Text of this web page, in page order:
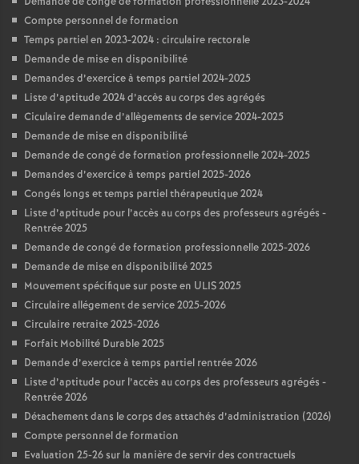
Compte personnel de formation
Temps partiel en 2023-2024 : circulaire rectorale
Demande de mise en disponibilité
Demandes d’exercice à temps partiel 2024-2025
Liste d’aptitude 2024 d’accès au corps des agrégés
Ciculaire demande d’allègements de service 2024-2025
Demande de mise en disponibilité
Demande de congé de formation professionnelle 2024-2025
Demandes d’exercice à temps partiel 2025-2026
Congés longs et temps partiel thérapeutique 2024
Liste d’aptitude pour l’accès au corps des professeurs agrégés -
Rentrée 2025
Demande de congé de formation professionnelle 2025-2026
Demande de mise en disponibilité 2025
Mouvement spécifique sur poste en ULIS 2025
Circulaire allégement de service 2025-2026
Circulaire retraite 2025-2026
Forfait Mobilité Durable 2025
Demande d’exercice à temps partiel rentrée 2026
Liste d’aptitude pour l’accès au corps des professeurs agrégés -
Rentrée 2026
Détachement dans le corps des attachés d’administration (2026)
Compte personnel de formation
Evaluation 25-26 sur la manière de servir des contractuels